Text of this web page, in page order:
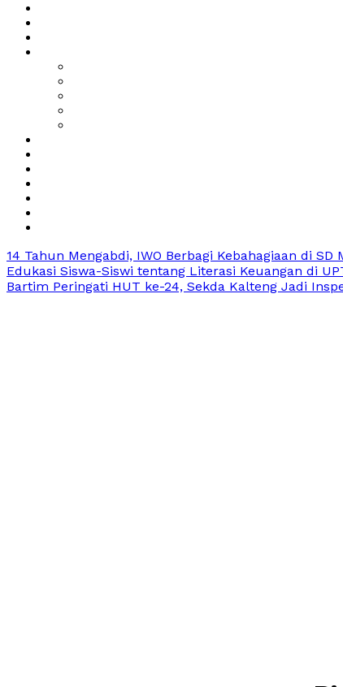
14 Tahun Mengabdi, IWO Berbagi Kebahagiaan di
Edukasi Siswa-Siswi tentang Literasi Keuangan di
Bartim Peringati HUT ke-24, Sekda Kalteng Jadi